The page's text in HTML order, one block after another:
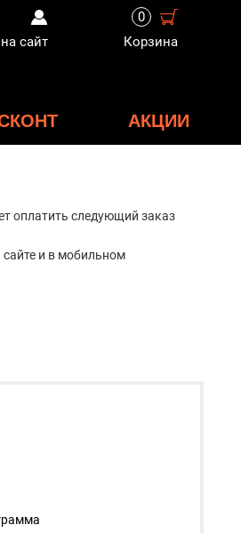
сайт
0
Корзина
АКЦИИ
оплатить следующий заказ
сайте и в мобильном